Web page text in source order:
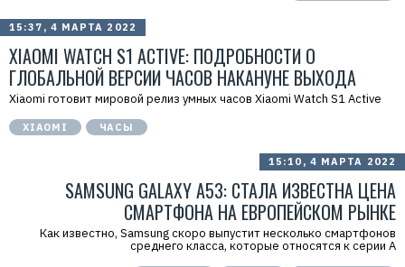
15:37, 4 МАРТА 2022
XIAOMI WATCH S1 ACTIVE: ПОДРОБНОСТИ О
ГЛОБАЛЬНОЙ ВЕРСИИ ЧАСОВ НАКАНУНЕ ВЫХОДА
Xiaomi готовит мировой релиз умных часов Xiaomi Watch S1 Active
XIAOMI ЧАСЫ
15:10, 4 МАРТА 2022
SAMSUNG GALAXY A53: СТАЛА ИЗВЕСТНА ЦЕНА
СМАРТФОНА НА ЕВРОПЕЙСКОМ РЫНКЕ
Как известно, Samsung скоро выпустит несколько смартфонов
среднего класса, которые относятся к серии А